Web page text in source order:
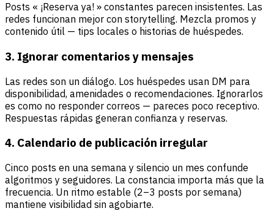
Posts « ¡Reserva ya! » constantes parecen insistentes. Las
redes funcionan mejor con storytelling. Mezcla promos y
contenido útil — tips locales o historias de huéspedes.
3. Ignorar comentarios y mensajes
Las redes son un diálogo. Los huéspedes usan DM para
disponibilidad, amenidades o recomendaciones. Ignorarlos
es como no responder correos — pareces poco receptivo.
Respuestas rápidas generan confianza y reservas.
4. Calendario de publicación irregular
Cinco posts en una semana y silencio un mes confunde
algoritmos y seguidores. La constancia importa más que la
frecuencia. Un ritmo estable (2–3 posts por semana)
mantiene visibilidad sin agobiarte.